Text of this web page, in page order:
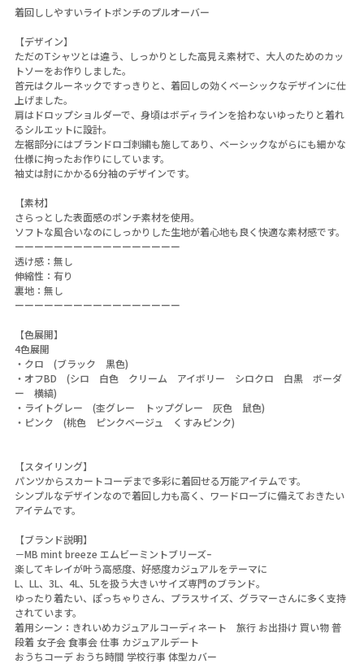
着回ししやすいライトポンチのプルオーバー
【デザイン】
ただのTシャツとは違う、しっかりとした高見え素材で、大人のためのカッ
トソーをお作りしました。
首元はクルーネックですっきりと、着回しの効くベーシックなデザインに仕
上げました。
肩はドロップショルダーで、身頃はボディラインを拾わないゆったりと着れ
るシルエットに設計。
左裾部分にはブランドロゴ刺繍も施してあり、ベーシックながらにも細かな
仕様に拘ったお作りにしています。
袖丈は肘にかかる6分袖のデザインです。
【素材】
さらっとした表面感のポンチ素材を使用。
ソフトな風合いなのにしっかりした生地が着心地も良く快適な素材感です。
ーーーーーーーーーーーーーーーーー
透け感：無し
伸縮性：有り
裏地：無し
ーーーーーーーーーーーーーーーーー
【色展開】
4色展開
・クロ (ブラック 黒色)
・オフBD (シロ 白色 クリーム アイボリー シロクロ 白黒 ボーダ
ー 横縞)
・ライトグレー (杢グレー トップグレー 灰色 鼠色)
・ピンク (桃色 ピンクベージュ くすみピンク)
【スタイリング】
パンツからスカートコーデまで多彩に着回せる万能アイテムです。
シンプルなデザインなので着回し力も高く、ワードローブに備えておきたい
アイテムです。
【ブランド説明】
－MB mint breeze エムビーミントブリーズｰ
楽してキレイが叶う高感度、好感度カジュアルをテーマに
L、LL、3L、4L、5Lを扱う大きいサイズ専門のブランド。
ゆったり着たい、ぽっちゃりさん、プラスサイズ、グラマーさんに多く支持
されています。
着用シーン：きれいめカジュアルコーディネート 旅行 お出掛け 買い物 普
段着 女子会 食事会 仕事 カジュアルデート
おうちコーデ おうち時間 学校行事 体型カバー